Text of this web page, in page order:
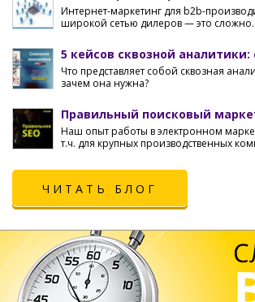
Интернет-маркетинг для b2b-
широкой сетью дилеров — это сложно.
Что представляет собой сквозная
зачем она нужна?
Наш опыт работы в электронном
т.ч. для крупных производственных
лишь 2–3% результата от потенциально
ЧИТАТЬ БЛОГ